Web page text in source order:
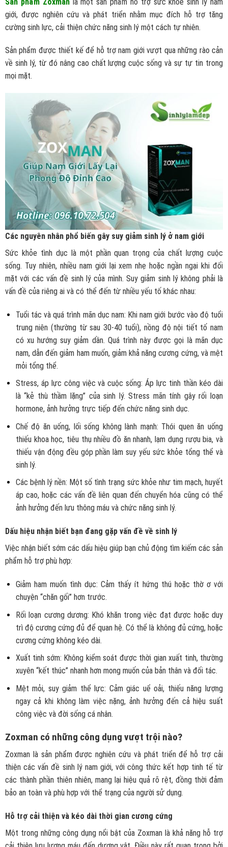
giới, được nghiên cứu và phát triển nhằm mục đích hỗ trợ tăng
cường sinh lực, cải thiện chức năng sinh lý một cách tự nhiên.
Sản phẩm được thiết kế để hỗ trợ nam giới vượt qua những rào cản
về sinh lý, từ đó nâng cao chất lượng cuộc sống và sự tự tin trong
mọi mặt.
Các nguyên nhân phổ biến gây suy giảm sinh lý ở nam giới
Sức khỏe tình dục là một phần quan trọng của chất lượng cuộc
sống. Tuy nhiên, nhiều nam giới lại xem nhẹ hoặc ngần ngại khi đối
mặt với các vấn đề sinh lý của mình. Suy giảm sinh lý không phải là
vấn đề của riêng ai và có thể đến từ nhiều yếu tố khác nhau:
Tuổi tác và quá trình mãn dục nam: Khi nam giới bước vào độ tuổi
trung niên (thường từ sau 30-40 tuổi), nồng độ nội tiết tố nam
có xu hướng suy giảm dần. Quá trình này được gọi là mãn dục
nam, dẫn đến giảm ham muốn, giảm khả năng cương cứng, và mệt
mỏi tổng thể.
Stress, áp lực công việc và cuộc sống: Áp lực tinh thần kéo dài
là “kẻ thù thầm lặng” của sinh lý. Stress mãn tính gây rối loạn
hormone, ảnh hưởng trực tiếp đến chức năng sinh dục.
Chế độ ăn uống, lối sống không lành mạnh: Thói quen ăn uống
thiếu khoa học, tiêu thụ nhiều đồ ăn nhanh, lạm dụng rượu bia, và
thiếu vận động đều góp phần làm suy yếu sức khỏe tổng thể và
sinh lý.
Các bệnh lý nền: Một số tình trạng sức khỏe như tim mạch, huyết
áp cao, hoặc các vấn đề liên quan đến chuyển hóa cũng có thể
ảnh hưởng đến lưu thông máu và chức năng sinh lý.
Dấu hiệu nhận biết bạn đang gặp vấn đề về sinh lý
Việc nhận biết sớm các dấu hiệu giúp bạn chủ động tìm kiếm các sản
phẩm hỗ trợ phù hợp:
Giảm ham muốn tình dục: Cảm thấy ít hứng thú hoặc thờ ơ với
chuyện “chăn gối” hơn trước.
Rối loạn cương dương: Khó khăn trong việc đạt được hoặc duy
trì độ cương cứng đủ để quan hệ. Có thể là không đủ cứng, hoặc
cương cứng không kéo dài.
Xuất tinh sớm: Không kiểm soát được thời gian xuất tinh, thường
xuyên “kết thúc” nhanh hơn mong muốn của bản thân và đối tác.
Mệt mỏi, suy giảm thể lực: Cảm giác uể oải, thiếu năng lượng
ngay cả khi không làm việc nặng, ảnh hưởng đến cả hiệu suất
công việc và đời sống cá nhân.
Zoxman có những công dụng vượt trội nào?
Zoxman là sản phẩm được nghiên cứu và phát triển để hỗ trợ cải
thiện các vấn đề sinh lý nam giới, với công thức kết hợp tinh tế từ
các thành phần thiên nhiên, mang lại hiệu quả rõ rệt, đồng thời đảm
bảo an toàn và phù hợp với thể trạng của người sử dụng.
Hỗ trợ cải thiện và kéo dài thời gian cương cứng
Một trong những công dụng nổi bật của Zoxman là khả năng hỗ trợ